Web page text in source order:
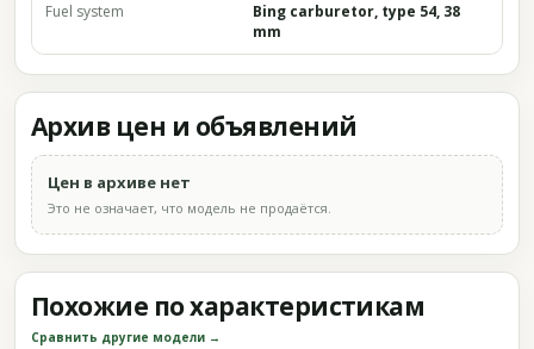
Fuel system
Bing carburetor, type 54, 38
mm
Архив цен и объявлений
Цен в архиве нет
Это не означает, что модель не продаётся.
Похожие по характеристикам
Сравнить другие модели →